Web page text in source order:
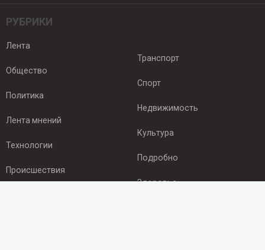
РУБРИКИ
Лента
Общество
Политика
Лента мнений
Технологии
Происшествия
Транспорт
Спорт
Недвижимость
Культура
Подробно
Здоровье